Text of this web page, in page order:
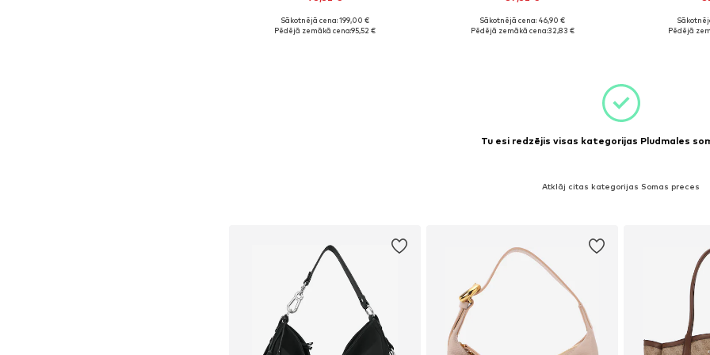
Pieejamie izmēri: One Size
Sākotnējā cena: 199,00 €
Pēdējā zemākā cena:95,52 €
+3
Pieejamie izmēri: One Size
Sākotnējā cena: 46,90 €
Pēdējā zemākā cena:32,83 €
Pieejamie
Pēdējā
Tu esi redzējis visas kategorijas Pludmales
Atklāj citas kategorijas Somas preces